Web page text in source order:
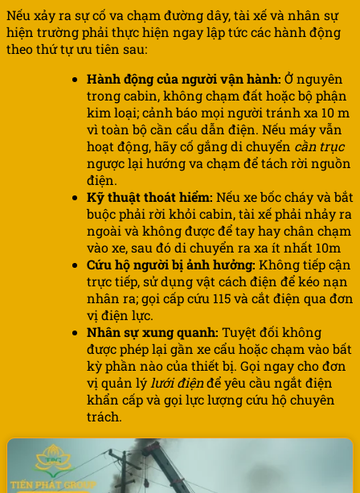
Nếu xảy ra sự cố va chạm đường dây, tài xế và nhân sự
hiện trường phải thực hiện ngay lập tức các hành động
theo thứ tự ưu tiên sau:
Hành động của người vận hành: Ở nguyên
trong cabin, không chạm đất hoặc bộ phận
kim loại; cảnh báo mọi người tránh xa 10 m
vì toàn bộ cần cẩu dẫn điện. Nếu máy vẫn
hoạt động, hãy cố gắng di chuyển cần trục
ngược lại hướng va chạm để tách rời nguồn
điện.
Kỹ thuật thoát hiểm: Nếu xe bốc cháy và bắt
buộc phải rời khỏi cabin, tài xế phải nhảy ra
ngoài và không được để tay hay chân chạm
vào xe, sau đó di chuyển ra xa ít nhất 10m
Cứu hộ người bị ảnh hưởng: Không tiếp cận
trực tiếp, sử dụng vật cách điện để kéo nạn
nhân ra; gọi cấp cứu 115 và cắt điện qua đơn
vị điện lực.
Nhân sự xung quanh: Tuyệt đối không
được phép lại gần xe cẩu hoặc chạm vào bất
kỳ phần nào của thiết bị. Gọi ngay cho đơn
vị quản lý lưới điệnđể yêu cầu ngắt điện
khẩn cấp và gọi lực lượng cứu hộ chuyên
trách.